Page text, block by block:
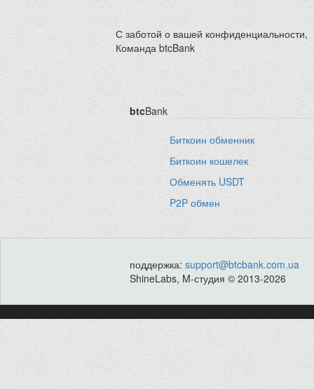
С заботой о вашей конфиденциальности,
Команда btcBank
btcBank
Биткоин обменник
Биткоин кошелек
Обменять USDT
P2P обмен
поддержка: support@btcbank.com.ua
ShineLabs, M-студия © 2013-2026